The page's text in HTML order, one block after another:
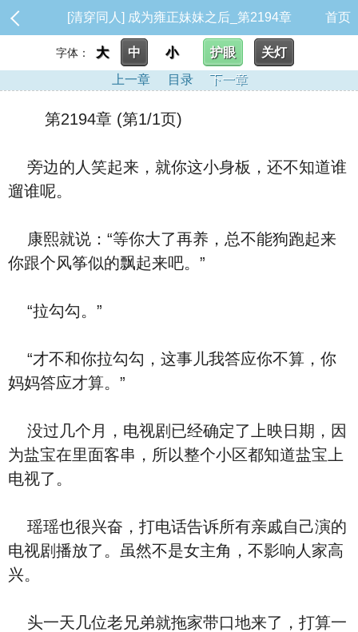
[清穿同人] 成为雍正妹妹之后_第2194章 首页
字体： 大 中 小 护眼
关灯
上一章
目录 下一章
第2194章 (第1/1页)
旁边的人笑起来，就你这小身板，还不知道谁
遛谁呢。
康熙就说：“等你大了再养，总不能狗跑起来
你跟个风筝似的飘起来吧。”
“拉勾勾。”
“才不和你拉勾勾，这事儿我答应你不算，你
妈妈答应才算。”
没过几个月，电视剧已经确定了上映日期，因
为盐宝在里面客串，所以整个小区都知道盐宝上
电视了。
瑶瑶也很兴奋，打电话告诉所有亲戚自己演的
电视剧播放了。虽然不是女主角，不影响人家高
兴。
头一天几位老兄弟就拖家带口地来了，打算一